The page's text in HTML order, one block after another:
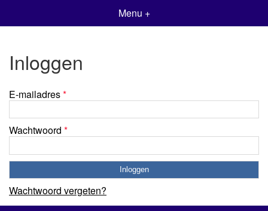
Menu +
Inloggen
E-mailadres*
Wachtwoord *
Wachtwoord vergeten?